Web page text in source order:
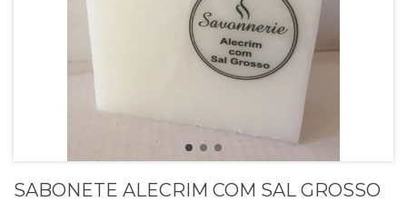
SABONETE ALECRIM COM SAL GROSSO